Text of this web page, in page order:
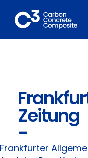
Inhalt
springen
Mitglieder
Fachbereiche
Carbonbeton
Zeitung
-
Frankfurter